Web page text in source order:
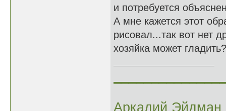
и потребуется
А мне кажется этот
рисовал...так вот нет
хозяйка может
Аркадий Эйдман